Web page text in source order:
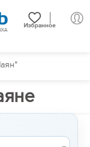
Избранное